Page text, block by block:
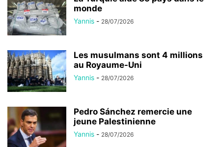
monde
Yannis - 28/07/2026
Les musulmans sont 4 millions
au Royaume-Uni
Yannis - 28/07/2026
Pedro Sánchez remercie une
jeune Palestinienne
Yannis - 28/07/2026